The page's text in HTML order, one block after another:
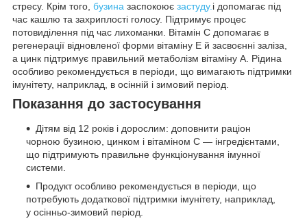
стресу. Крім того, бузина заспокоює застуду. і допомагає під
час кашлю та захриплості голосу. Підтримує процес
потовиділення під час лихоманки. Вітамін С допомагає в
регенерації відновленої форми вітаміну Е й засвоєнні заліза,
а цинк підтримує правильний метаболізм вітаміну А. Рідина
особливо рекомендується в періоди, що вимагають підтримки
імунітету, наприклад, в осінній і зимовий період.
Показання до застосування
Дітям від 12 років і дорослим: доповнити раціон
чорною бузиною, цинком і вітаміном C — інгредієнтами,
що підтримують правильне функціонування імунної
системи.
Продукт особливо рекомендується в періоди, що
потребують додаткової підтримки імунітету, наприклад,
у осінньо-зимовий період.